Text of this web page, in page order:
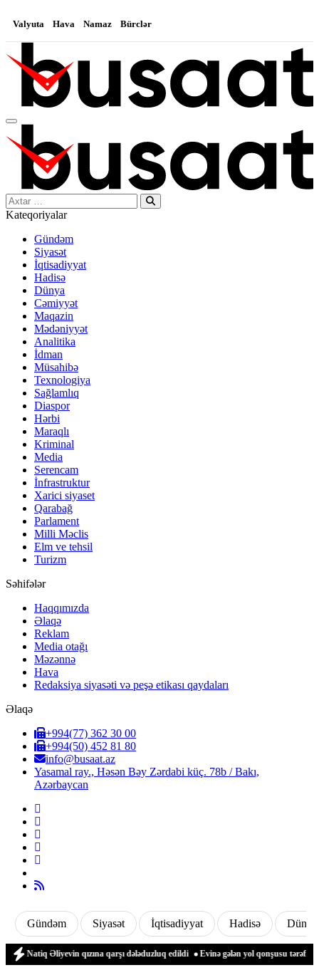
Valyuta Hava Namaz Bürclər
Search…
Kateqoriyalar
Gündəm
Siyasət
İqtisadiyyat
Hadisə
Dünya
Cəmiyyət
Maqazin
Mədəniyyət
Analitika
İdman
Müsahibə
Texnologiya
Sağlamlıq
Diaspor
Hərbi
Maraqlı
Kriminal
Media
Serencam
İnfrastruktur
Xarici siyaset
Qarabağ
Parlament
Milli Məclis
Elm ve tehsil
Turizm
Səhifələr
Haqqımızda
Əlaqə
Reklam
Media otağı
Məzənnə
Hava
Redaksiya siyasəti və peşə etikası qaydaları
Əlaqə
+994(77) 362 30 00
+994(50) 452 81 80
info@busaat.az
Yasamal ray., Həsən Bəy Zərdabi küç. 78b / Bakı,
Azərbaycan
Gündəm Siyasət İqtisadiyyat Hadisə Dünya
Əliyevin qızına qarşı dələduzluq edildi Evinə gələn yol qonşusu tərəfindən